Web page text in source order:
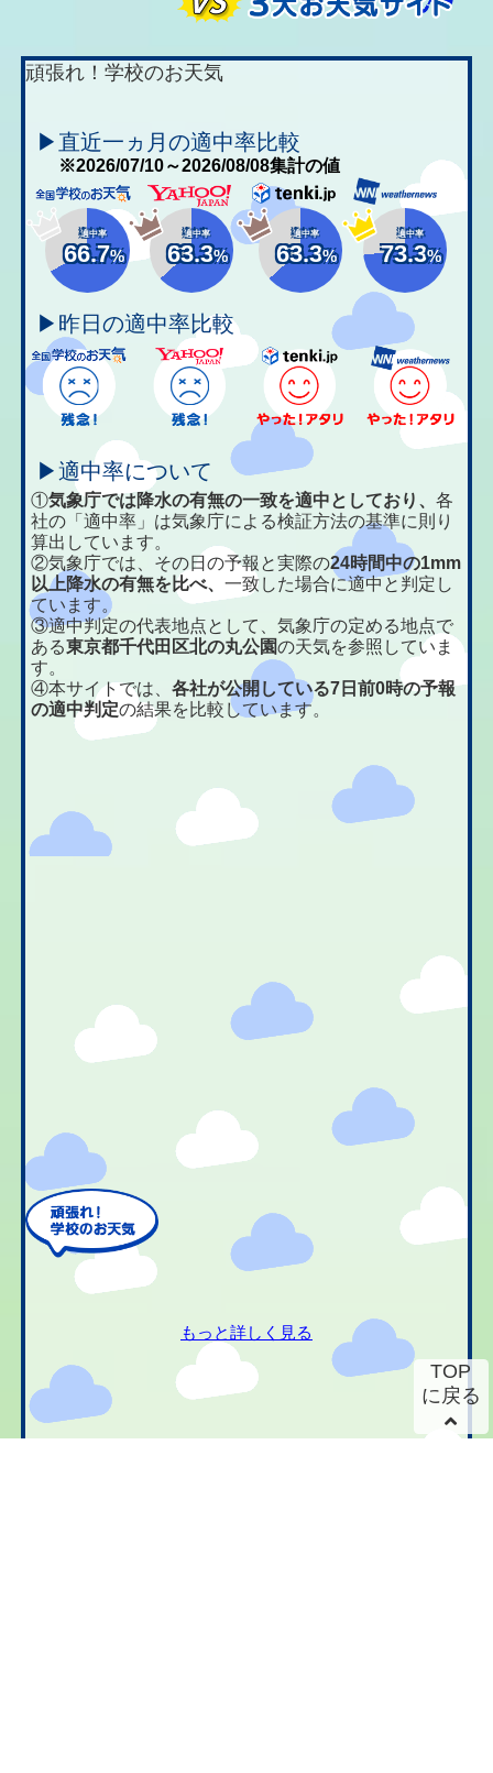
頑張れ！学校のお天気
▶直近一ヵ月の適中率比較
※2026/07/10～2026/08/08集計の値
適中率
66.7%
適中率
63.3%
適中率
63.3%
適中率
73.3%
▶昨日の適中率比較
▶適中率について
①気象庁では降水の有無の一致を適中としており、各
社の「適中率」は気象庁による検証方法の基準に則り
算出しています。
②気象庁では、その日の予報と実際の24時間中の1mm
以上降水の有無を比べ、一致した場合に適中と判定し
ています。
③適中判定の代表地点として、気象庁の定める地点で
ある東京都千代田区北の丸公園の天気を参照していま
す。
④本サイトでは、各社が公開している7日前0時の予報
の適中判定の結果を比較しています。
もっと詳しく見る
TOP
に戻る